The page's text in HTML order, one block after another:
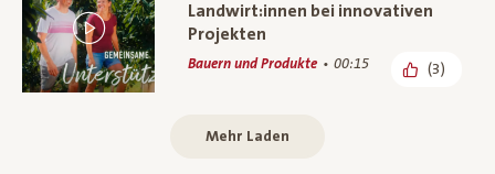
Landwirt:innen bei innovativen
Projekten
Bauern und Produkte 00:15 (3)
Mehr Laden